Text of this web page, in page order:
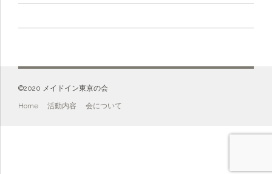
©️2020 メイドイン東京の会
Home 活動内容 会について